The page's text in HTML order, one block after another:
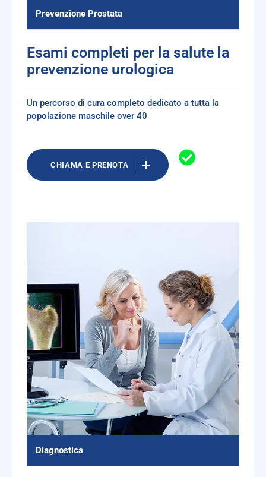
Prevenzione Prostata
Esami completi per la salute la
prevenzione urologica
Un percorso di cura completo dedicato a tutta la
popolazione maschile over 40
CHIAMA E PRENOTA
Diagnostica